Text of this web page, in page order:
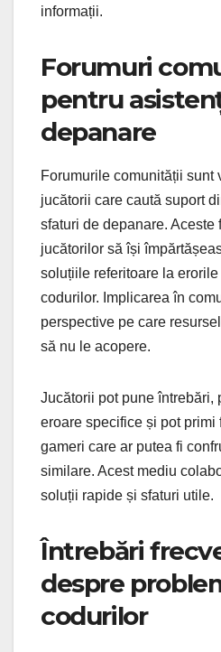
informații.
Forumuri
pentru
depanare
Forumurile comunității sunt
jucătorii care caută suport
sfaturi de depanare. Aceste
jucătorilor să își
soluțiile referitoare la
codurilor. Implicarea în
perspective pe care
să nu le acopere.
Jucătorii pot pune întrebări,
eroare specifice și pot primi
gameri care ar putea fi
similare. Acest mediu
soluții rapide și sfaturi utile.
Întrebări
despre
codurilor